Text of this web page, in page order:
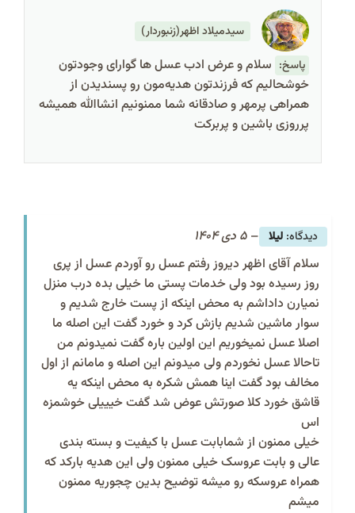
سیدمیلاد اظهر(زنبوردار)
پاسخ: سلام و عرض ادب عسل ها گوارای وجودتون
خوشحالیم که فرزندتون هدیه‌مون رو پسندیدن از
همراهی پرمهر و صادقانه شما ممنونیم انشاالله همیشه
پرروزی باشین و پربرکت
لیلا – 5 دی 1404
سلام آقای اظهر دیروز رفتم عسل رو آوردم عسل از پری
روز رسیده بود ولی خدمات پستی ما خیلی بده درب منزل
نمیارن داداشم به محض اینکه از پست خارج شدیم و
سوار ماشین شدیم بازش کرد و خورد گفت این اصله ما
اصلا عسل نمیخوریم این اولین باره گفت نمیدونم من
تاحالا عسل نخوردم ولی میدونم این اصله و مامانم از اول
مخالف بود گفت اینا همش شکره به محض اینکه یه
قاشق خورد کلا صورتش عوض شد گفت خیییلی خوشمزه
اس
خیلی ممنون از شمابابت عسل با کیفیت و بسته بندی
عالی و بابت عروسک خیلی ممنون ولی این هدیه بارکد که
همراه عروسکه رو میشه توضیح بدین چجوریه ممنون
میشم